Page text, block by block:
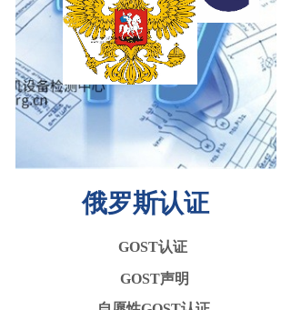
俄罗斯认证
GOST认证
GOST声明